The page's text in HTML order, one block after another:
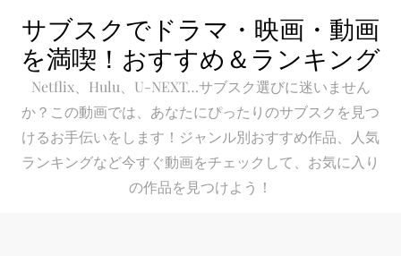
content
サブスクでドラマ・映画・動画
を満喫！おすすめ＆ランキング
Netflix、Hulu、U-NEXT…サブスク選びに迷いません
か？この動画では、あなたにぴったりのサブスクを見つ
けるお手伝いをします！ジャンル別おすすめ作品、人気
ランキングなど今すぐ動画をチェックして、お気に入り
の作品を見つけよう！